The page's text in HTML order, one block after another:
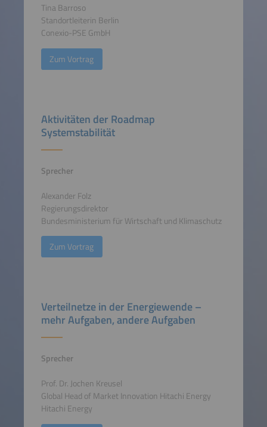
Tina Barroso
Standortleiterin Berlin
Conexio-PSE GmbH
Zum Vortrag
Aktivitäten der Roadmap
Systemstabilität
Sprecher
Alexander Folz
Regierungsdirektor
Bundesministerium für Wirtschaft und Klimaschutz
Zum Vortrag
Verteilnetze in der Energiewende –
mehr Aufgaben, andere Aufgaben
Sprecher
Prof. Dr. Jochen Kreusel
Global Head of Market Innovation Hitachi Energy
Hitachi Energy